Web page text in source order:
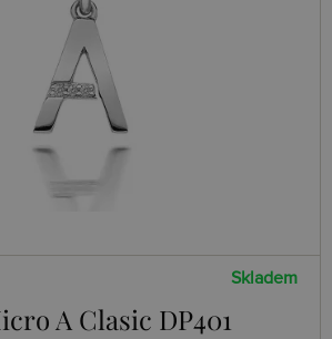
Skladem
A Clasic DP401